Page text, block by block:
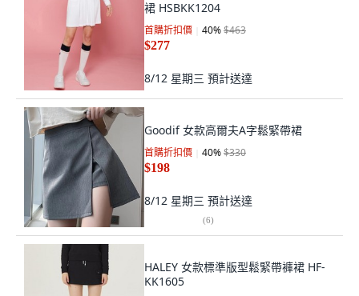
裙 HSBKK1204
首購折扣價 40%$463
$277
8/12 星期三 預計送達
Goodif 女款高爾夫A字鬆緊帶裙
首購折扣價 40%$330
$198
8/12 星期三 預計送達
(6)
HALEY 女款標準版型鬆緊帶褲裙 HF-
KK1605